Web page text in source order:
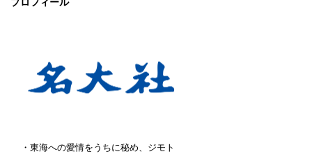
・東海への愛情をうちに秘め、ジモト